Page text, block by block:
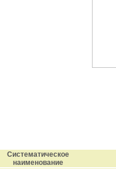
Систематическое
наименование